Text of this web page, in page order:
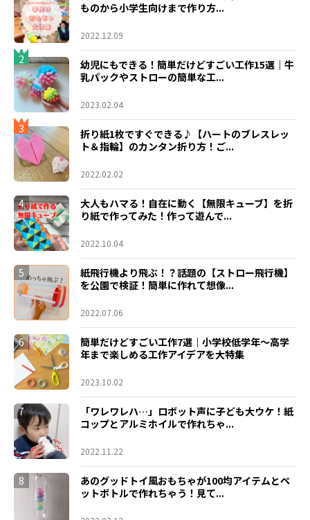
ものから小学生向けまで作り方...
2022.12.09
2
幼児にもできる！簡単だけどすごい工作15選｜牛
乳パックやストローの簡単な工...
2023.02.04
3
折り紙1枚ですぐできる♪【ハートのブレスレッ
ト＆指輪】のカンタン折り方！ご...
2022.02.02
4
大人もハマる！自在に動く【無限キューブ】を折
り紙で作ってみた！作って遊んで...
2022.10.04
5
紙飛行機より飛ぶ！？話題の【ストロー飛行機】
を公園で検証！簡単に作れて想像...
2022.07.06
6
簡単だけどすごい工作7選｜小学校低学年〜高学
年まで楽しめる工作アイデアを大特集
2023.10.02
7
「ワレワレハ…」ロボット声に子ども大ウケ！紙
コップとアルミホイルで作れちゃ...
2022.11.22
8
あのグッドトイ風おもちゃが100均アイテムとペ
ットボトルで作れちゃう！見て...